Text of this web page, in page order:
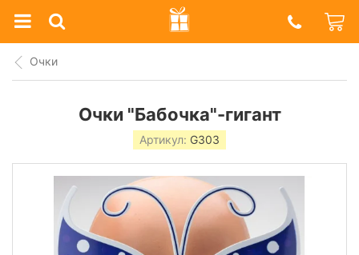
Prazdnik
Shop
Очки
Очки "Бабочка"-гигант
Артикул: G303